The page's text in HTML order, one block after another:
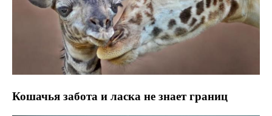
Кошачья забота и ласка не знает границ